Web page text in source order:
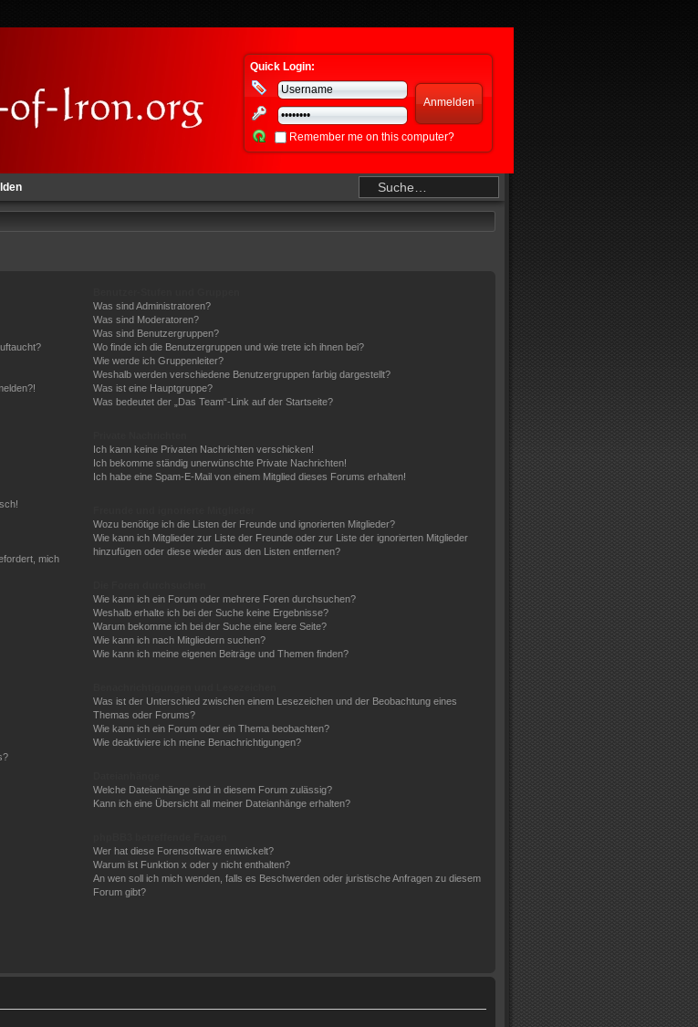
Quick Login:
Remember me on this computer?
mich
Was sind Administratoren?
Was sind Moderatoren?
Was sind Benutzergruppen?
Wo finde ich die Benutzergruppen und wie trete ich ihnen bei?
Wie werde ich Gruppenleiter?
Weshalb werden verschiedene Benutzergruppen farbig dargestellt?
Was ist eine Hauptgruppe?
Was bedeutet der „Das Team“-Link auf der Startseite?
Ich kann keine Privaten Nachrichten verschicken!
Ich bekomme ständig unerwünschte Private Nachrichten!
Ich habe eine Spam-E-Mail von einem Mitglied dieses Forums erhalten!
Wozu benötige ich die Listen der Freunde und ignorierten Mitglieder?
Wie kann ich Mitglieder zur Liste der Freunde oder zur Liste der ignorierten Mitglieder
hinzufügen oder diese wieder aus den Listen entfernen?
Wie kann ich ein Forum oder mehrere Foren durchsuchen?
Weshalb erhalte ich bei der Suche keine Ergebnisse?
Warum bekomme ich bei der Suche eine leere Seite?
Wie kann ich nach Mitgliedern suchen?
Wie kann ich meine eigenen Beiträge und Themen finden?
Was ist der Unterschied zwischen einem Lesezeichen und der Beobachtung eines
Themas oder Forums?
Wie kann ich ein Forum oder ein Thema beobachten?
Wie deaktiviere ich meine Benachrichtigungen?
Welche Dateianhänge sind in diesem Forum zulässig?
Kann ich eine Übersicht all meiner Dateianhänge erhalten?
Wer hat diese Forensoftware entwickelt?
Warum ist Funktion x oder y nicht enthalten?
An wen soll ich mich wenden, falls es Beschwerden oder juristische Anfragen zu diesem
Forum gibt?